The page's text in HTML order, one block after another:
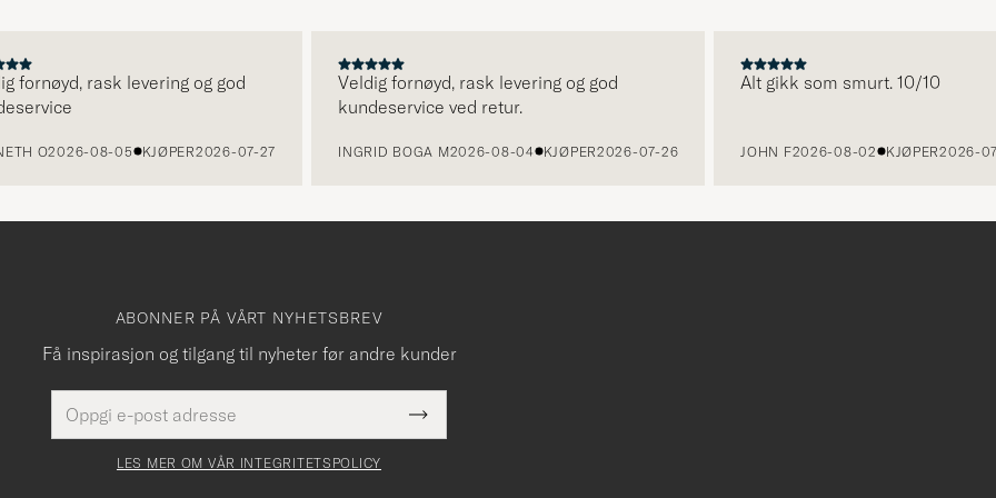
rask levering og god
O2026-08-05 KJØPER2026-07-27
Veldig fornøyd, rask levering og god
kundeservice ved retur.
INGRID BOGA M2026-08-04 KJØPER2026-07-26
Alt gikk som smurt. 10/10
JOHN F2026-08-02 KJØPER2026-07-24
ABONNER PÅ VÅRT NYHETSBREV
Få inspirasjon og tilgang til nyheter før andre kunder
postadresse
Dette
felt
Submit
Newsletter
LES MER OM VÅR INTEGRITETSPOLICY